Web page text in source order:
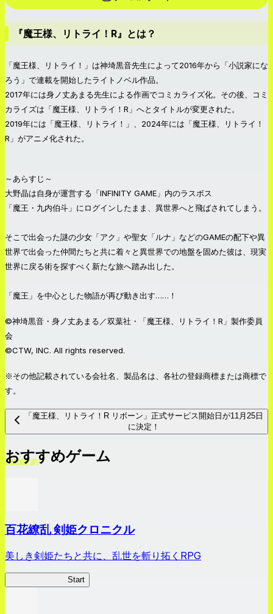
『魔王様、リトライ！R』とは？
「魔王様、リトライ！」は神埼黒音先生によって2016年から「小説家にな
ろう」で連載を開始したライトノベル作品。
2017年には身ノ丈あまる先生による作画でコミカライズ化。その後、コミ
カライズは「魔王様、リトライ！R」へとタイトルが変更された。
2019年には「魔王様、リトライ！」、2024年には「魔王様、リトライ！
R」がアニメ化された。
～あらすじ～
大野晶は自身が運営する「INFINITY GAME」内のラスボス
「魔王・九内伯斗」にログインしたまま、異世界へと飛ばされてしまう。
そこで出会った謎の少女「アク」や聖女「ルナ」などのGAMEの配下や異
世界で出会った仲間たちと共に着々と異世界での地盤を固めた彼は、現実
世界に戻る術を探すべく新たな旅へ踏み出した。
「魔王」を中心とした物語が再び動き出す……！
©︎神埼黒音・身ノ丈あまる／双葉社・「魔王様、リトライ！R」製作委員
会
©CTW, INC. All rights reserved.
※その他記載されている会社名、製品名は、各社の登録商標または商標で
す。
「魔王様、リトライ！R リボーン」正式サービス開始日が11月25日
に決定！
おすすめゲーム
百花繚乱 剣姫クロニクル
美しき剣姫たちと共に、乱世を斬り拓くRPG
Start